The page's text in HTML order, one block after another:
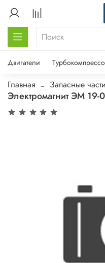
Двигатели
Главная Запасные части
Электромагнит ЭМ 19-